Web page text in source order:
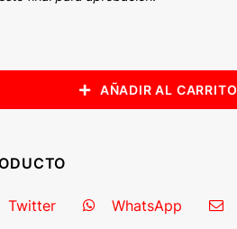
AÑADIR AL CARRITO
Twitter WhatsApp